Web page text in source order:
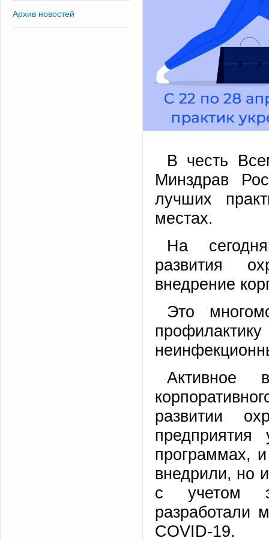
Архив новостей
В честь
Минздрав
лучших
местах.
На
развития
внедрение
Это
Активное
развитии
программах,
внедрили, но
с учетом
разработали
COVID-19.